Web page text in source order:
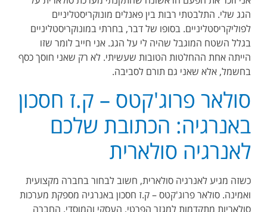
הגג שלי. התלבטתי רבות בין פאנלים מונוקריסטליניים
לפוליקריסטליניים. בסופו של דבר, בחרתי במונוקריסטליניים
בגלל השטח המוגבל שהיה לי על הגג. אני חייב לומר שזו
הייתה אחת ההחלטות הטובות שעשיתי. לא רק שאני חוסך כסף
בחשמל, אלא שאני גם תורם לסביבה.
סולאר פרוג'קטס – ק.ז חסכון
באנרגיה: הכתובת שלכם
לאנרגיה סולארית
כשזה מגיע לאנרגיה סולארית, חשוב לבחור בחברה מקצועית
ואמינה. סולאר פרוג'קטס – ק.ז חסכון באנרגיה מספקת מערכות
סולאריות מתקדמות למגזר הפרטי, העסקי והמוסדי. החברה